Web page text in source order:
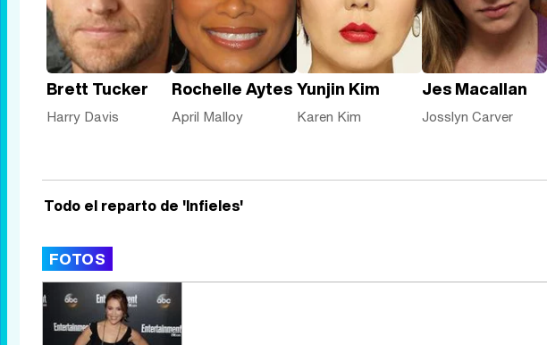
Brett Tucker
Harry Davis
Rochelle Aytes
April Malloy
Yunjin Kim
Karen Kim
Jes Macallan
Josslyn Carver
Todo el reparto de 'Infieles'
FOTOS